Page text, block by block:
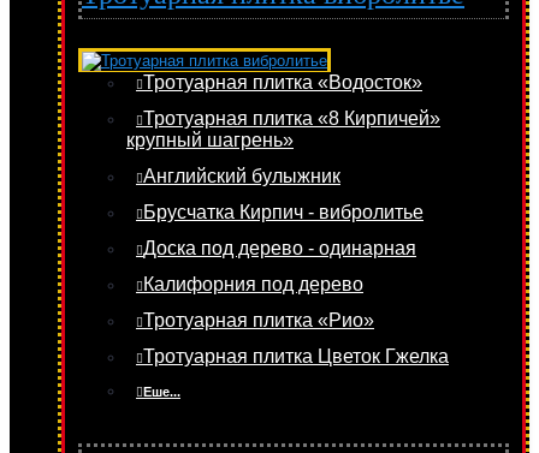
Тротуарная плитка «Водосток»
Тротуарная плитка «8 Кирпичей»
крупный шагрень»
Английский булыжник
Брусчатка Кирпич - вибролитье
Доска под дерево - одинарная
Калифорния под дерево
Тротуарная плитка «Рио»
Тротуарная плитка Цветок Гжелка
Еше...